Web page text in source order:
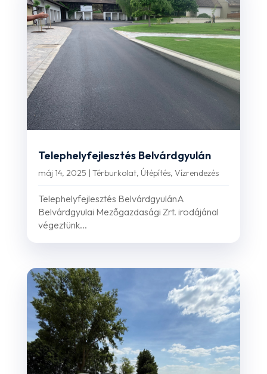
Telephelyfejlesztés Belvárdgyulán
máj 14, 2025 Térburkolat, Útépítés, Vízrendezés
Telephelyfejlesztés BelvárdgyulánA
Belvárdgyulai Mezőgazdasági Zrt. irodájánal
végeztünk...